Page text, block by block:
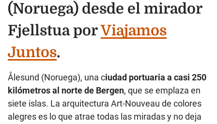
(Noruega) desde el mirador
Fjellstua porViajamos
Juntos.
Ålesund (Noruega), una ciudad portuaria a casi 250
kilómetros al norte de Bergen, que se emplaza en
siete islas. La arquitectura Art-Nouveau de colores
alegres es lo que atrae todas las miradas y no deja